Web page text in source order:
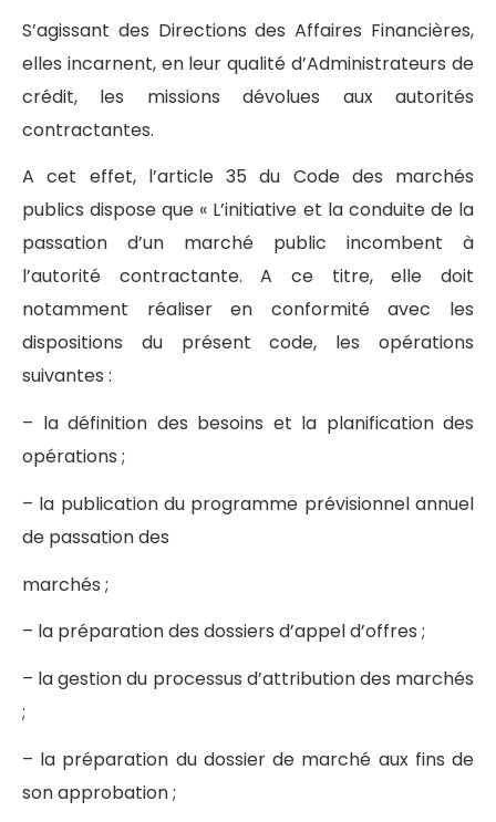
S’agissant des Directions des Affaires Financières,
elles incarnent, en leur qualité d’Administrateurs de
crédit, les missions dévolues aux autorités
contractantes.
A cet effet, l’article 35 du Code des marchés
publics dispose que « L’initiative et la conduite de la
passation d’un marché public incombent à
l’autorité contractante. A ce titre, elle doit
notamment réaliser en conformité avec les
dispositions du présent code, les opérations
suivantes :
– la définition des besoins et la planification des
opérations ;
– la publication du programme prévisionnel annuel
de passation des
marchés ;
– la préparation des dossiers d’appel d’offres ;
– la gestion du processus d’attribution des marchés
;
– la préparation du dossier de marché aux fins de
son approbation ;